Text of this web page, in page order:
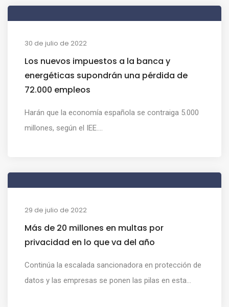
30 de julio de 2022
Los nuevos impuestos a la banca y
energéticas supondrán una pérdida de
72.000 empleos
Harán que la economía española se contraiga 5.000
millones, según el IEE....
29 de julio de 2022
Más de 20 millones en multas por
privacidad en lo que va del año
Continúa la escalada sancionadora en protección de
datos y las empresas se ponen las pilas en esta...